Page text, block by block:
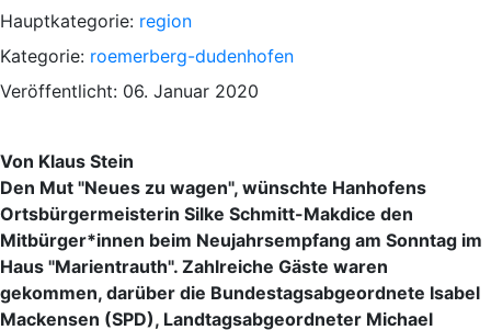
Hauptkategorie: region
Kategorie: roemerberg-dudenhofen
Veröffentlicht: 06. Januar 2020
Von Klaus Stein
Den Mut "Neues zu wagen", wünschte Hanhofens
Ortsbürgermeisterin Silke Schmitt-Makdice den
Mitbürger*innen beim Neujahrsempfang am Sonntag im
Haus "Marientrauth". Zahlreiche Gäste waren
gekommen, darüber die Bundestagsabgeordnete Isabel
Mackensen (SPD), Landtagsabgeordneter Michael